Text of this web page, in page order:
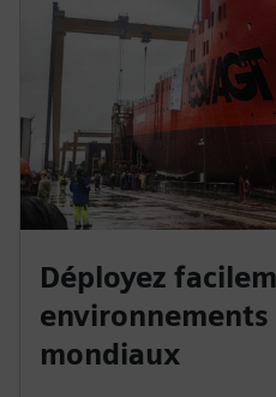
Déployez
mondiaux